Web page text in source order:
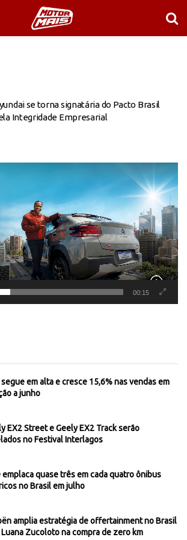
se torna signatária do Pacto Brasil
Integridade Empresarial
00:15
segue em alta e cresce 15,6% nas vendas em
a junho
EX2 Street e Geely EX2 Track serão
no Festival Interlagos
emplaca quase três em cada quatro ônibus
no Brasil em julho
amplia estratégia de offertainment no Brasil
Zucoloto na compra de zero km